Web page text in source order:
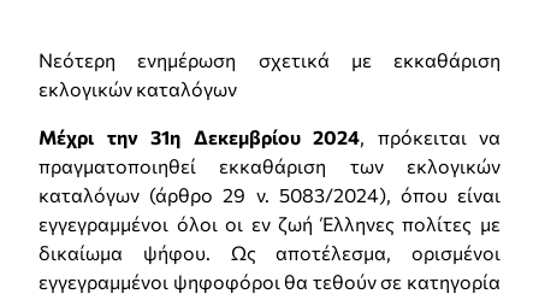
Νεότερη ενημέρωση σχετικά με εκκαθάριση
εκλογικών καταλόγων
Μέχρι την 31η Δεκεμβρίου 2024, πρόκειται να
πραγματοποιηθεί εκκαθάριση των εκλογικών
καταλόγων (άρθρο 29 ν. 5083/2024), όπου είναι
εγγεγραμμένοι όλοι οι εν ζωή Έλληνες πολίτες με
δικαίωμα ψήφου. Ως αποτέλεσμα, ορισμένοι
εγγεγραμμένοι ψηφοφόροι θα τεθούν σε κατηγορία